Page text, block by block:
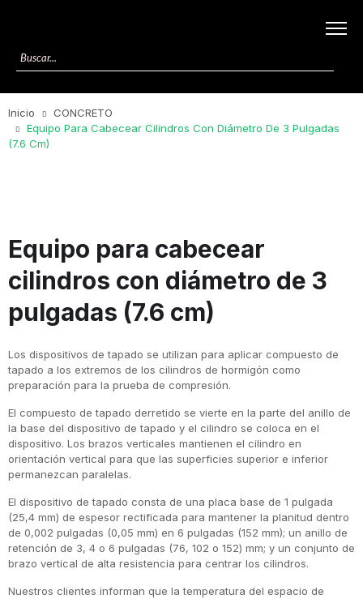
Inicio
CONCRETO
Equipo Para Cabecear Cilindros Con Diámetro De 3 Pulgadas
(7.6 Cm)
Equipo para cabecear
cilindros con diámetro de 3
pulgadas (7.6 cm)
Los dispositivos de tapado se utilizan para aplicar compuesto de
tapado a los extremos de los cilindros de hormigón como
preparación para la prueba de compresión.
El compuesto de tapado derretido se vierte en la parte del anillo de
la base del dispositivo de tapado y el cilindro se coloca en el
dispositivo. Los brazos verticales mantienen el cilindro en
orientación vertical para que las superficies superior e inferior
permanezcan paralelas.
El dispositivo de tapado consta de una placa base de 1 pulgada
(25,4 mm) de espesor rectificada para mantener la planitud dentro
de 0,002 pulgadas (0,05 mm) en 6 pulgadas (152 mm); un anillo de
retención de 3, 4 o 6 pulgadas (76, 102 o 152) mm; y un conjunto de
brazo vertical de alta resistencia para centrar los cilindros.
Nuestros clientes informan que la temperatura del espacio de